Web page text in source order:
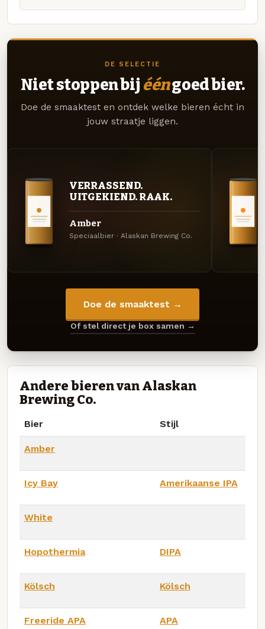
DE SELECTIE
Niet stoppen bij ééngoed bier.
Doe de smaaktest en ontdek welke bieren écht in
jouw straatje liggen.
VERRASSEND.
UITGEKIEND. RAAK.
Amber
Speciaalbier · Alaskan Brewing Co.
Doe de smaaktest →
Of stel direct je box samen →
Andere bieren van Alaskan
Brewing Co.
Bier Stijl
Amber
Icy Bay Amerikaanse IPA
White
Hopothermia DIPA
Kölsch Kölsch
Freeride APA APA